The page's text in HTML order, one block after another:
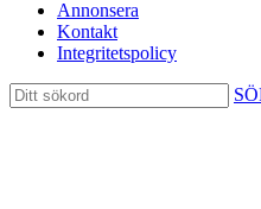
Annonsera
Kontakt
Integritetspolicy